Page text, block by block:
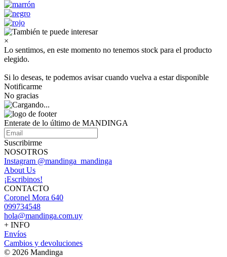
×
Lo sentimos, en este momento no tenemos stock para el producto
elegido.
Si lo deseas, te podemos avisar cuando vuelva a estar disponible
Notificarme
No gracias
Enterate de lo último de MANDINGA
Suscribirme
NOSOTROS
Instagram @mandinga_mandinga
About Us
¡Escribinos!
CONTACTO
Coronel Mora 640
099734548
hola@mandinga.com.uy
+ INFO
Envíos
Cambios y devoluciones
© 2026 Mandinga